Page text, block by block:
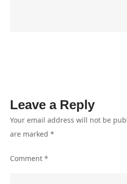
Leave a Reply
Your email address will not be
are marked *
Comment *